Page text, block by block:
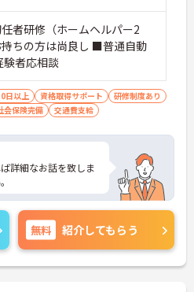
者研修（ホームヘルパー2
ちの方は尚良し ■普通自動
者応相談
日以上 資格取得サポート
研修制度あり
会保険完備 交通費支給
詳細なお話を致しま
無料 紹介してもらう